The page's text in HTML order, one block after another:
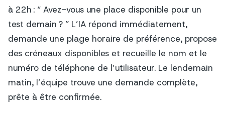
à 22h : “ Avez-vous une place disponible pour un
test demain ? ” L’IA répond immédiatement,
demande une plage horaire de préférence, propose
des créneaux disponibles et recueille le nom et le
numéro de téléphone de l’utilisateur. Le lendemain
matin, l’équipe trouve une demande complète,
prête à être confirmée.